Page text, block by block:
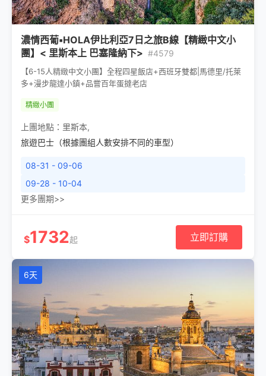
濃情西葡▪HOLA伊比利亞7日之旅B線【精緻中文小
團】< 里斯本上 巴塞隆納下> #4579
【6-15人精緻中文小團】全程四星飯店+西班牙雙都|馬德里/托萊
多+漫步龍達小鎮+品嘗百年蛋撻老店
精緻小團
上團地點： 里斯本,
旅遊巴士（根據團組人數安排不同的車型）
08-31 - 09-06
09-28 - 10-04
更多團期>>
$1732起 立即訂購
6天